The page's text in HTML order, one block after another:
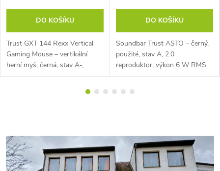
DO KOŠÍKU
Trust GXT 144 Rexx Vertical
Gaming Mouse – vertikální
herní myš, černá, stav A-,
použité – ergonomická drátová
DO KOŠÍKU
Soundbar Trust ASTO – černý,
použité, stav A, 2.0
reproduktor, výkon 6 W RMS
(12 W max), připojení 3,5 mm